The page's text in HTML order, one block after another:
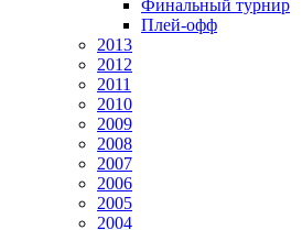
Финальный турнир
Плей-офф
2013
2012
2011
2010
2009
2008
2007
2006
2005
2004